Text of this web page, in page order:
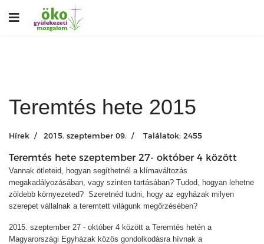
Teremtés hete 2015
Hírek 2015. szeptember 09. Találatok: 2455
Teremtés hete szeptember 27- október 4 között
Vannak ötleteid, hogyan segíthetnél a klímaváltozás
megakadályozásában, vagy szinten tartásában? Tudod, hogyan lehetne
zöldebb környezeted? Szeretnéd tudni, hogy az egyházak milyen
szerepet vállalnak a teremtett világunk megőrzésében?
2015. szeptember 27 - október 4 között a Teremtés hetén a
Magyarországi Egyházak közös gondolkodásra hívnak a